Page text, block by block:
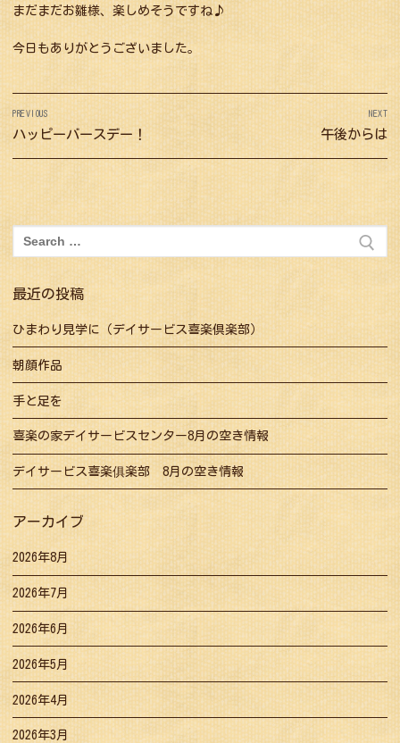
まだまだお雛様、楽しめそうですね♪
今日もありがとうございました。
投
稿
ナ
ビ
ゲ
ー
シ
ョ
ン
PREVIOUS
Previous
post:
ハッピーバースデー！
NEXT
Next
post:
午後からは
索:
最近の投稿
ひまわり見学に（デイサービス喜楽倶楽部）
朝顔作品
手と足を
喜楽の家デイサービスセンター8月の空き情報
デイサービス喜楽俱楽部 8月の空き情報
アーカイブ
2026年8月
2026年7月
2026年6月
2026年5月
2026年4月
2026年3月